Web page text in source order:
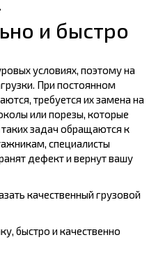
и быстро
условиях, поэтому на
При постоянном
требуется их замена на
или порезы, которые
задач обращаются к
специалисты
дефект и вернут вашу
качественный грузовой
быстро и качественно